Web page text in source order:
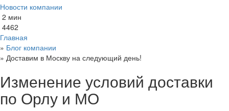
Новости компании
2 мин
4462
Главная
» Блог компании
» Доставим в Москву на следующий день!
Изменение условий доставки
по Орлу и МО